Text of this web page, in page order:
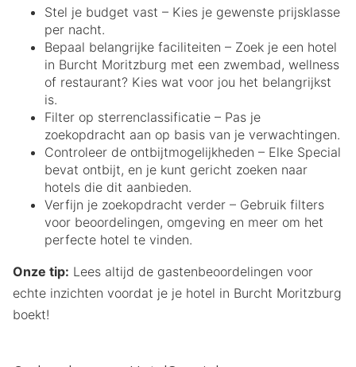
Stel je budget vast – Kies je gewenste prijsklasse
per nacht.
Bepaal belangrijke faciliteiten – Zoek je een hotel
in Burcht Moritzburg met een zwembad, wellness
of restaurant? Kies wat voor jou het belangrijkst
is.
Filter op sterrenclassificatie – Pas je
zoekopdracht aan op basis van je verwachtingen.
Controleer de ontbijtmogelijkheden – Elke Special
bevat ontbijt, en je kunt gericht zoeken naar
hotels die dit aanbieden.
Verfijn je zoekopdracht verder – Gebruik filters
voor beoordelingen, omgeving en meer om het
perfecte hotel te vinden.
Onze tip: Lees altijd de gastenbeoordelingen voor
echte inzichten voordat je je hotel in Burcht Moritzburg
boekt!